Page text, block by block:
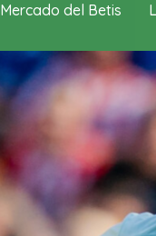
Mercado del Betis